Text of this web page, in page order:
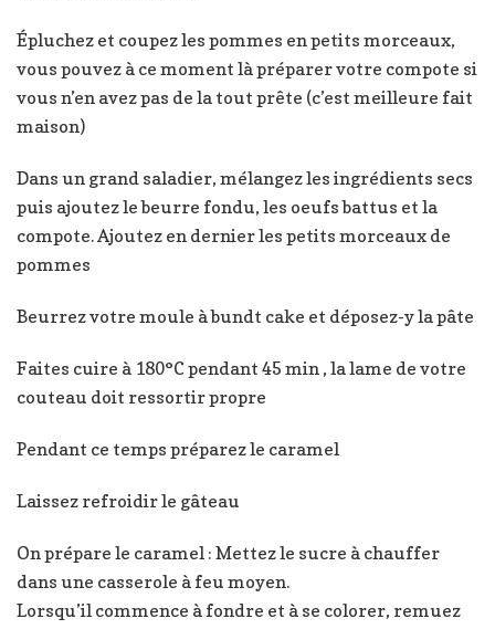
Épluchez et coupez les pommes en petits morceaux,
vous pouvez à ce moment là préparer votre compote si
vous n’en avez pas de la tout prête (c’est meilleure fait
maison)
Dans un grand saladier, mélangez les ingrédients secs
puis ajoutez le beurre fondu, les oeufs battus et la
compote. Ajoutez en dernier les petits morceaux de
pommes
Beurrez votre moule à bundt cake et déposez-y la pâte
Faites cuire à 180°C pendant 45 min , la lame de votre
couteau doit ressortir propre
Pendant ce temps préparez le caramel
Laissez refroidir le gâteau
On prépare le caramel : Mettez le sucre à chauffer
dans une casserole à feu moyen.
Lorsqu’il commence à fondre et à se colorer, remuez